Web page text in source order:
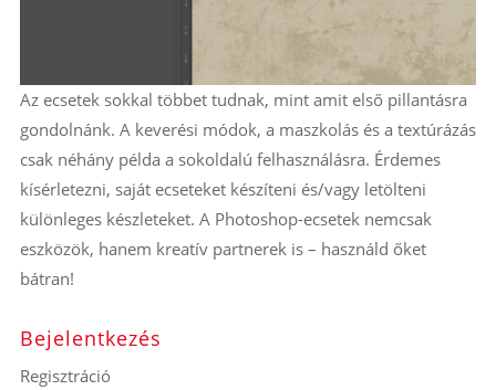
Az ecsetek sokkal többet tudnak, mint amit első pillantásra
gondolnánk. A keverési módok, a maszkolás és a textúrázás
csak néhány példa a sokoldalú felhasználásra. Érdemes
kísérletezni, saját ecseteket készíteni és/vagy letölteni
különleges készleteket. A Photoshop-ecsetek nemcsak
eszközök, hanem kreatív partnerek is – használd őket
bátran!
Bejelentkezés
Regisztráció